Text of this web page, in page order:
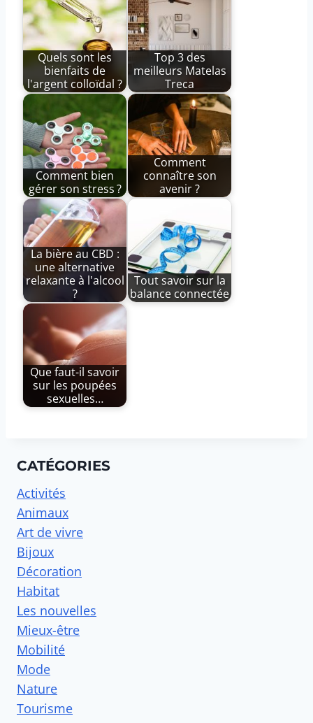
Quels sont les
bienfaits de
l'argent colloïdal ?
Top 3 des
meilleurs Matelas
Treca
Comment bien
gérer son stress ?
Comment
connaître son
avenir ?
La bière au CBD :
une alternative
relaxante à l'alcool
?
Tout savoir sur la
balance connectée
Que faut-il savoir
sur les poupées
sexuelles…
CATÉGORIES
Activités
Animaux
Art de vivre
Bijoux
Décoration
Habitat
Les nouvelles
Mieux-être
Mobilité
Mode
Nature
Tourisme